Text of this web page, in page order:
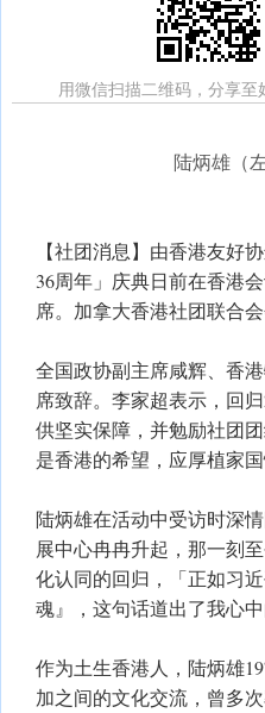
用微信扫描二维码，分享至
陆炳雄（
【社团消息】由香港友好
36周年」庆典日前在香港
席。加拿大香港社团联合
全国政协副主席咸辉、香
席致辞。李家超表示，回
供坚实保障，并勉励社团
是香港的希望，应厚植家
陆炳雄在活动中受访时深
展中心冉冉升起，那一刻
化认同的回归，「正如习
魂』，这句话道出了我心中
作为土生香港人，陆炳雄
加之间的文化交流，曾多